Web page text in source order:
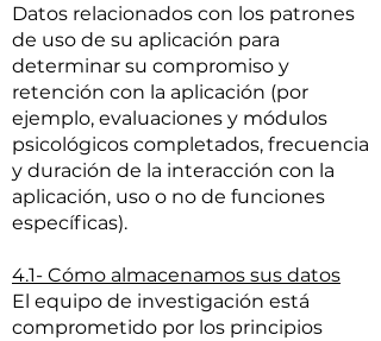
Datos relacionados con los patrones
de uso de su aplicación para
determinar su compromiso y
retención con la aplicación (por
ejemplo, evaluaciones y módulos
psicológicos completados, frecuencia
y duración de la interacción con la
aplicación, uso o no de funciones
específicas).
4.1- Cómo almacenamos sus datos
El equipo de investigación está
comprometido por los principios